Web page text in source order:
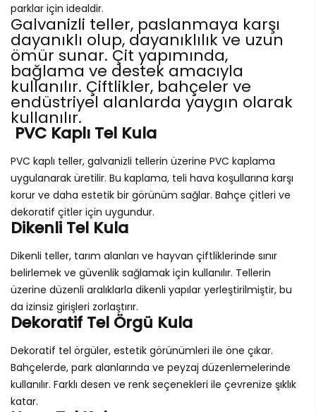
parklar için idealdir.
Galvanizli teller, paslanmaya karşı
dayanıklı olup, dayanıklılık ve uzun
ömür sunar. Çit yapımında,
bağlama ve destek amacıyla
kullanılır. Çiftlikler, bahçeler ve
endüstriyel alanlarda yaygın olarak
kullanılır.
PVC Kaplı Tel Kula
PVC kaplı teller, galvanizli tellerin üzerine PVC kaplama
uygulanarak üretilir. Bu kaplama, teli hava koşullarına karşı
korur ve daha estetik bir görünüm sağlar. Bahçe çitleri ve
dekoratif çitler için uygundur.
Dikenli Tel Kula
Dikenli teller, tarım alanları ve hayvan çiftliklerinde sınır
belirlemek ve güvenlik sağlamak için kullanılır. Tellerin
üzerine düzenli aralıklarla dikenli yapılar yerleştirilmiştir, bu
da izinsiz girişleri zorlaştırır.
Dekoratif Tel Örgü Kula
Dekoratif tel örgüler, estetik görünümleri ile öne çıkar.
Bahçelerde, park alanlarında ve peyzaj düzenlemelerinde
kullanılır. Farklı desen ve renk seçenekleri ile çevrenize şıklık
katar.